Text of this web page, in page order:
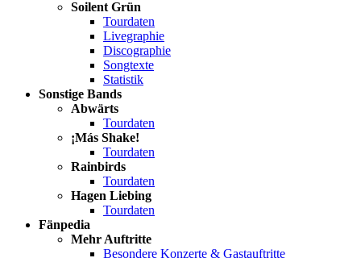
Soilent Grün
Tourdaten
Livegraphie
Discographie
Songtexte
Statistik
Sonstige Bands
Abwärts
Tourdaten
¡Más Shake!
Tourdaten
Rainbirds
Tourdaten
Hagen Liebing
Tourdaten
Fänpedia
Mehr Auftritte
Besondere Konzerte & Gastauftritte